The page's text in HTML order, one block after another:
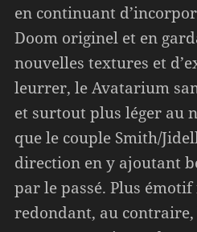
en continuant
Doom originel et en
nouvelles textures et
leurrer, le Avatarium
et surtout plus léger au
que le couple Smith/
direction en y ajoutant
par le passé. Plus
redondant, au